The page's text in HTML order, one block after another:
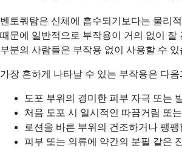
벤토쿼탐은 신체에 흡수되기보다는 물리
때문에 일반적으로 부작용이 거의 없이 잘
부분의 사람들은 부작용 없이 사용할 수 있
가장 흔하게 나타날 수 있는 부작용은 다음
도포 부위의 경미한 피부 자극 또는
처음 도포 시 일시적인 따끔거림 또
로션을 바른 부위의 건조하거나 팽팽
피부 또는 의류에 약간의 분필 같은